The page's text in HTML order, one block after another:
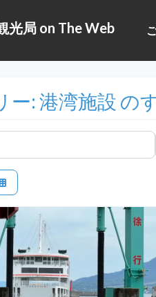
光局 on The Web
ー: 港湾施設 の